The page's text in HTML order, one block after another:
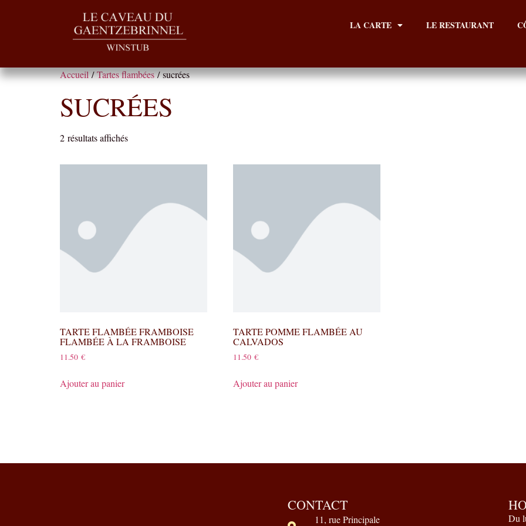
LA CARTE LE RESTAURANT
Accueil/Tartes flambées/ sucrées
SUCRÉES
2 résultats affichés
TARTE FLAMBÉE FRAMBOISE
FLAMBÉE À LA FRAMBOISE
11.50 €
Ajouter au panier
TARTE POMME FLAMBÉE AU
CALVADOS
11.50 €
Ajouter au panier
CONTACT
11, rue Principale
Du